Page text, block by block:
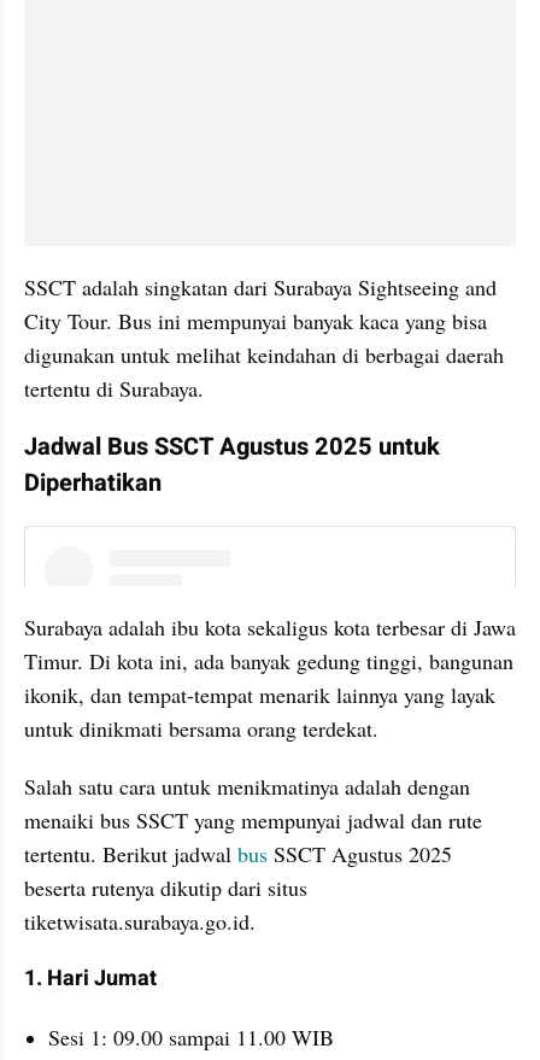
SSCT adalah singkatan dari Surabaya Sightseeing and
City Tour. Bus ini mempunyai banyak kaca yang bisa
digunakan untuk melihat keindahan di berbagai daerah
tertentu di Surabaya.
Jadwal Bus SSCT Agustus 2025 untuk
Diperhatikan
Surabaya adalah ibu kota sekaligus kota terbesar di Jawa
Timur. Di kota ini, ada banyak gedung tinggi, bangunan
ikonik, dan tempat-tempat menarik lainnya yang layak
untuk dinikmati bersama orang terdekat.
Salah satu cara untuk menikmatinya adalah dengan
menaiki bus SSCT yang mempunyai jadwal dan rute
tertentu. Berikut jadwal bus SSCT Agustus 2025
beserta rutenya dikutip dari situs
tiketwisata.surabaya.go.id.
1. Hari Jumat
Sesi 1: 09.00 sampai 11.00 WIB